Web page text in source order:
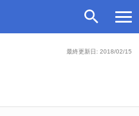
最終更新日: 2018/02/15